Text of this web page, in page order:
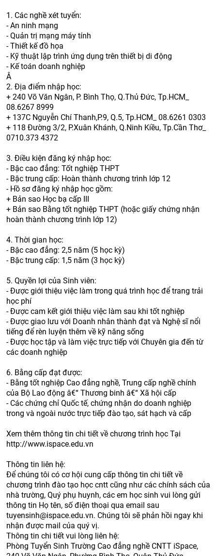
1. Các nghề xét tuyển:
- An ninh mạng
- Quản trị mạng máy tính
- Thiết kế đồ họa
- Kỹ thuật lập trình ứng dụng trên thiết bị di động
- Kế toán doanh nghiệp
Â
2. Địa điểm nhập học:
+ 240 Võ Văn Ngân, P. Bình Thọ, Q.Thủ Đức, Tp.HCM_
08.6267 8999
+ 137C Nguyễn Chí Thanh,P.9, Q.5, Tp.HCM_ 08.6261 0303
+ 118 Đường 3/2, P.Xuân Khánh, Q.Ninh Kiều, Tp.Cần Thơ_
0710.373 4372
3. Điều kiện đăng ký nhập học:
- Bậc cao đẳng: Tốt nghiệp THPT
- Bậc trung cấp: Hoàn thành chương trình lớp 12
- Hồ sơ đăng ký nhập học gồm:
+ Bản sao Học bạ cấp III
+ Bản sao Bằng tốt nghiệp THPT (hoặc giấy chứng nhận
hoàn thành chương trình lớp 12)
4. Thời gian học:
- Bậc cao đẳng: 2,5 năm (5 học kỳ)
- Bậc trung cấp: 1,5 năm (3 học kỳ)
5. Quyền lợi của Sinh viên:
- Được giới thiệu việc làm trong quá trình học để trang trải
học phí
- Được cam kết giới thiệu việc làm sau khi tốt nghiệp
- Được giao lưu với Doanh nhân thành đạt và Nghệ sĩ nổi
tiếng để rèn luyện thêm về kỹ năng sống
- Được học tập và làm việc trực tiếp với Chuyên gia đến từ
các doanh nghiệp
6. Bằng cấp đạt được:
- Bằng tốt nghiệp Cao đẳng nghề, Trung cấp nghề chính
của Bộ Lao động â€“ Thương binh â€“ Xã hội cấp
- Các chứng chỉ Quốc tế, chứng nhận do doanh nghiệp
trong và ngoài nước trực tiếp đào tạo, sát hạch và cấp
Xem thêm thông tin chi tiết về chương trình học Tại
http://www.ispace.edu.vn
Thông tin liên hệ:
Để chúng tôi có cơ hội cung cấp thông tin chi tiết về
chương trình đào tạo học cntt cũng như các chính sách của
nhà trường, Quý phụ huynh, các em học sinh vui lòng gửi
thông tin Họ tên, số điện thoại qua email sau
tuyensinh@ispace.edu.vn. Chúng tôi sẽ phản hồi ngay khi
nhận được mail của quý vị.
Thông tin chi tiết vui lòng liên hệ:
Phòng Tuyển Sinh Trường Cao đẳng nghề CNTT iSpace,